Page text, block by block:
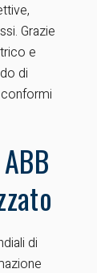
Grazie
e
di
di